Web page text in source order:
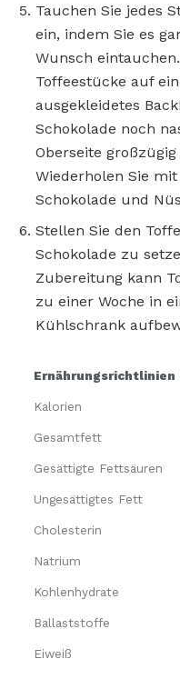
Tauchen Sie jedes
ein, indem Sie es
Wunsch
Toffeestücke auf
ausgekleidetes
Schokolade noch
Oberseite
Wiederholen Sie
Schokolade und
Stellen Sie den
Schokolade zu
Zubereitung kann
zu einer Woche in
Kühlschrank
Kalorien
Gesamtfett
Gesättigte Fettsäuren
Ungesättigtes Fett
Cholesterin
Natrium
Kohlenhydrate
Ballaststoffe
Eiweiß